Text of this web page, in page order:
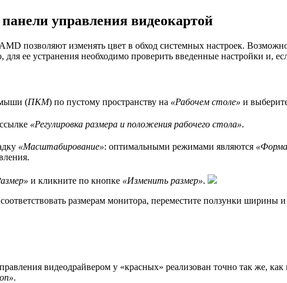
управления видеокартой
позволяют изменять цвет в обход системных настроек.
для ее устранения необходимо проверить введенные настройки и,
(ПКМ) по пустому пространству на «Рабочем столе» и
«Регулировка размера и положения рабочего стола».
«Масштабирование»: оптимальными режимами являются
и кликните по кнопке «Изменить размер».
размерам монитора, переместите ползунки шиpины
видеодрайвером у «красных» реализован точно так же,
.